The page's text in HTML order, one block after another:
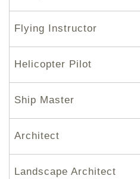
Flying Instructor
Helicopter Pilot
Ship Master
Architect
Landscape Architect